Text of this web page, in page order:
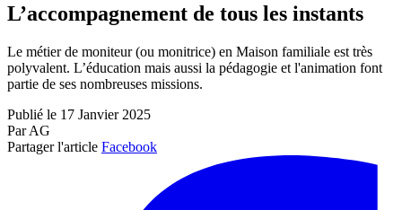
L’accompagnement de tous les instants
Le métier de moniteur (ou monitrice) en Maison familiale est très
polyvalent. L’éducation mais aussi la pédagogie et l'animation font
partie de ses nombreuses missions.
Publié le 17 Janvier 2025
Par AG
Partager l'article Facebook